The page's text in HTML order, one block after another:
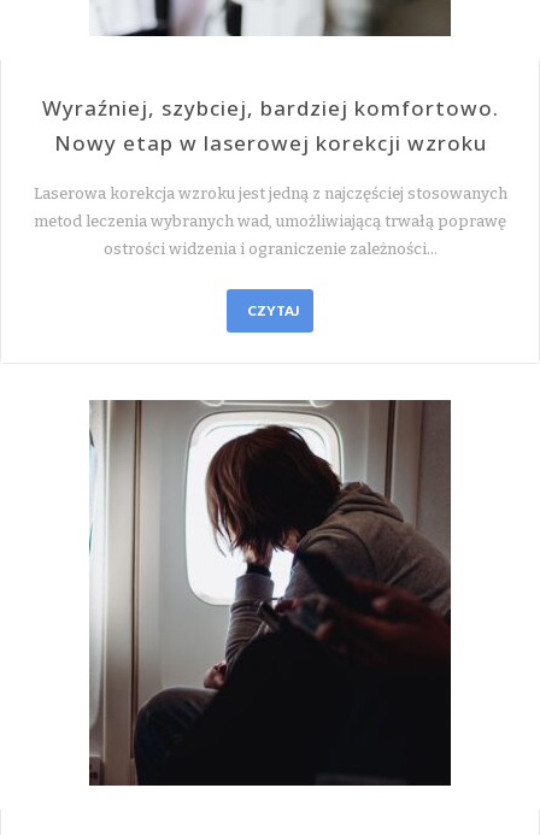
Wyraźniej, szybciej, bardziej komfortowo.
Nowy etap w laserowej korekcji wzroku
Laserowa korekcja wzroku jest jedną z najczęściej stosowanych
metod leczenia wybranych wad, umożliwiającą trwałą poprawę
ostrości widzenia i ograniczenie zależności…
CZYTAJ